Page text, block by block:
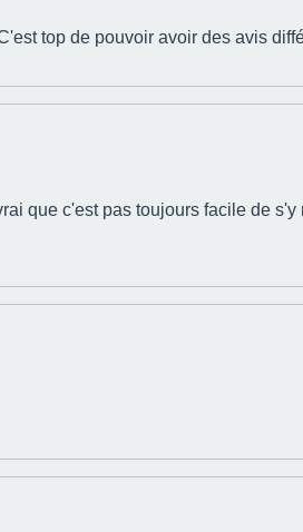
top de pouvoir avoir des avis
que c'est pas toujours facile de